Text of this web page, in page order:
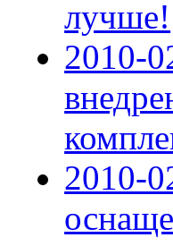
лучше!
2010-
2010-